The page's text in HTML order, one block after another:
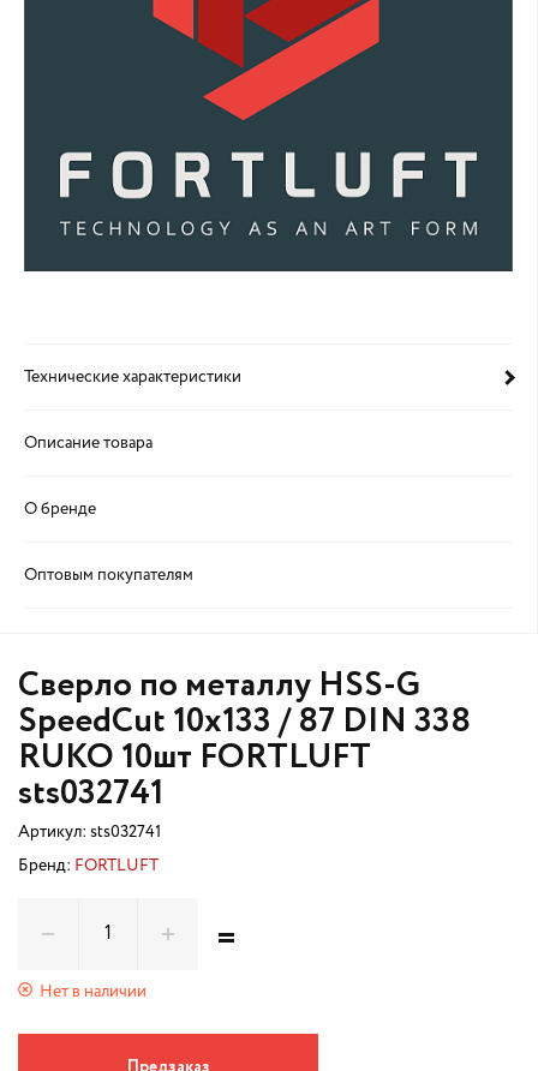
Технические характеристики
Описание товара
О бренде
Оптовым покупателям
Сверло по металлу HSS-G
SpeedCut 10х133 / 87 DIN 338
RUKO 10шт FORTLUFT
sts032741
Артикул: sts032741
Бренд: FORTLUFT
Нет в наличии
=